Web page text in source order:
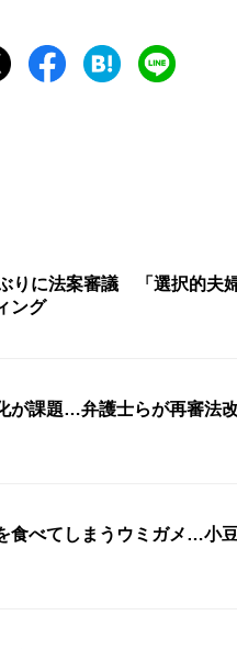
りに法案審議 「選択的夫
ング
が課題…弁護士らが再審法
食べてしまうウミガメ…小